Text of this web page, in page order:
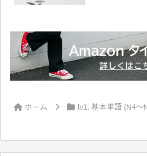
ホーム lv1. 基本単語 (N4～